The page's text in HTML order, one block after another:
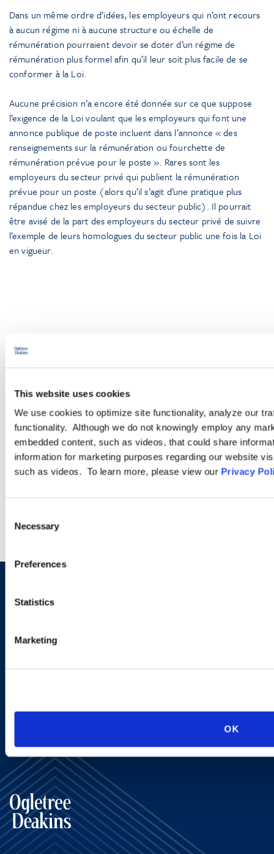
This website uses cookies
We use cookies to optimize site functionality, analyze our
functionality. Although we do not knowingly employ any
embedded content, such as videos, that could share
information for marketing purposes regarding our website
such as videos. To learn more, please view our Privacy
Selection
Necessary
Preferences
Statistics
Marketing
OK
Dans un même ordre d’idées, les employeurs qui n’ont recours
à aucun régime ni à aucune structure ou échelle de
rémunération pourraient devoir se doter d’un régime de
rémunération plus formel afin qu’il leur soit plus facile de se
conformer à la Loi.
Aucune précision n’a encore été donnée sur ce que suppose
l’exigence de la Loi voulant que les employeurs qui font une
annonce publique de poste incluent dans l’annonce « des
renseignements sur la rémunération ou fourchette de
rémunération prévue pour le poste ». Rares sont les
employeurs du secteur privé qui publient la rémunération
prévue pour un poste (alors qu’il s’agit d’une pratique plus
répandue chez les employeurs du secteur public). Il pourrait
être avisé de la part des employeurs du secteur privé de suivre
l’exemple de leurs homologues du secteur public une fois la Loi
en vigueur.
PODCASTS
SEMINARS
Sign up to receive emails about
programs.